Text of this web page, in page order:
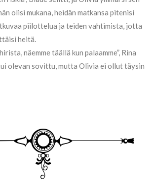
olisi mukana, heidän matkansa pitenisi
piilottelua ja teiden vahtimista, jotta
heitä.
näemme täällä kun palaamme”, Rina
olevan sovittu, mutta Olivia ei ollut täysin